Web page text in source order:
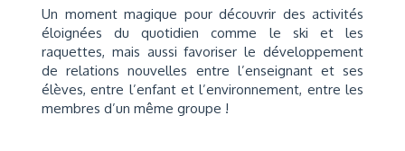
Un moment magique pour découvrir des activités
éloignées du quotidien comme le ski et les
raquettes, mais aussi favoriser le développement
de relations nouvelles entre l’enseignant et ses
élèves, entre l’enfant et l’environnement, entre les
membres d’un même groupe !